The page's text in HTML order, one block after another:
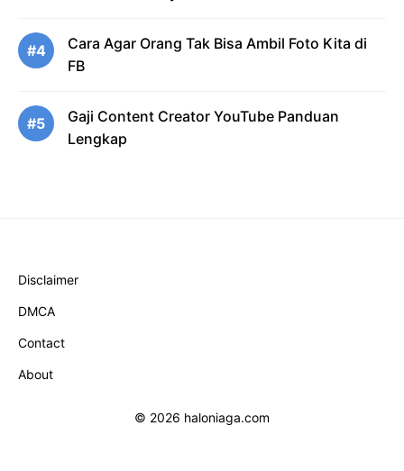
#4
Cara Agar Orang Tak Bisa Ambil Foto Kita di
FB
#5
Gaji Content Creator YouTube Panduan
Lengkap
Disclaimer
DMCA
Contact
About
© 2026 haloniaga.com